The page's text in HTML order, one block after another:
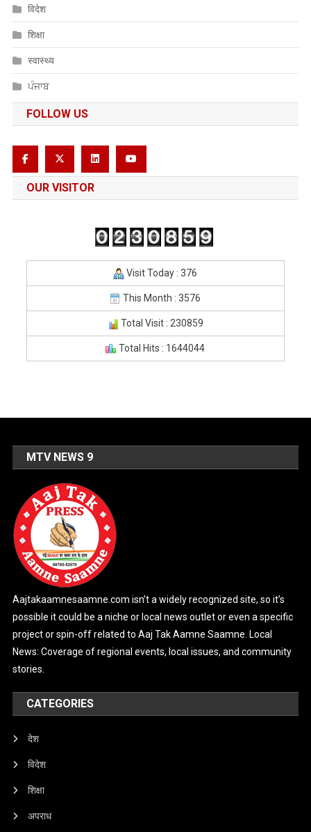
विदेश
शिक्षा
स्वास्थ्य
ਪੰਜਾਬ
FOLLOW US
OUR VISITOR
Visit Today : 376
This Month : 3576
Total Visit : 230859
Total Hits : 1644044
MTV NEWS 9
Aajtakaamnesaamne.com isn’t a widely recognized site, so it’s
possible it could be a niche or local news outlet or even a specific
project or spin-off related to Aaj Tak Aamne Saamne. Local
News: Coverage of regional events, local issues, and community
stories.
CATEGORIES
देश
विदेश
शिक्षा
अपराध